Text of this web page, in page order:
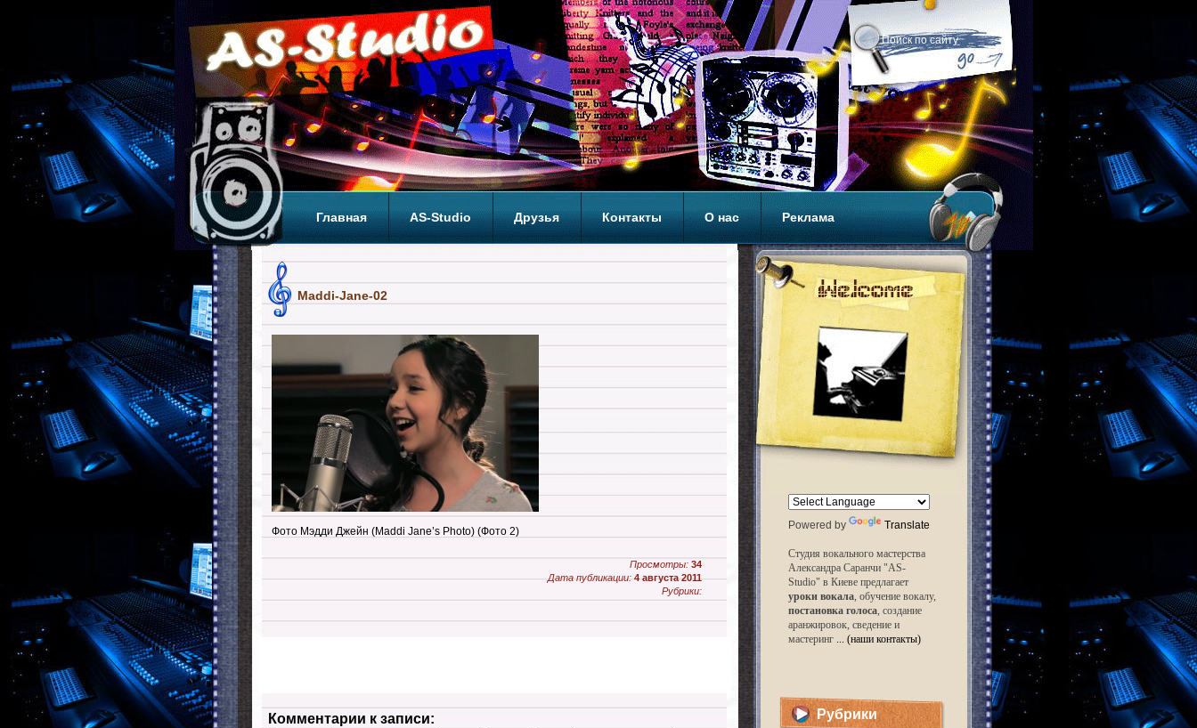
Главная AS-Studio Друзья Контакты О нас Реклама
Maddi-Jane-02
Фото Мэдди Джейн (Maddi Jane’s Photo) (Фото 2)
Просмотры: 34
Дата публикации: 4 августа 2011
Рубрики:
Комментарии к записи:
Powered by Translate
Студия вокального мастерства
Александра Саранчи "AS-
Studio" в Киеве предлагает
уроки вокала, обучение вокалу,
постановка голоса, создание
аранжировок, сведение и
мастеринг ... (наши контакты)
Рубрики